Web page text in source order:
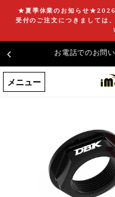
ン
ツ
に
ス
キ
★夏季休業のお知らせ
受付のご注文につきましては
お電話でのお問
メニュー